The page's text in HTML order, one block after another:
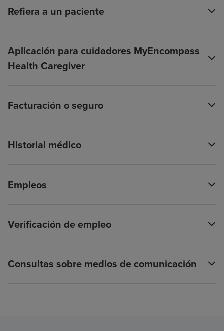
Refiera a un paciente
Aplicación para cuidadores MyEncompass
Health Caregiver
Facturación o seguro
Historial médico
Empleos
Verificación de empleo
Consultas sobre medios de comunicación